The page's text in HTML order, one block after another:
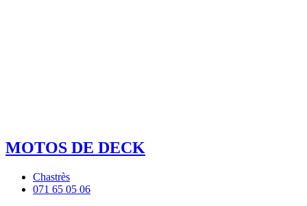
MOTOS DE DECK
Chastrès
071 65 05 06